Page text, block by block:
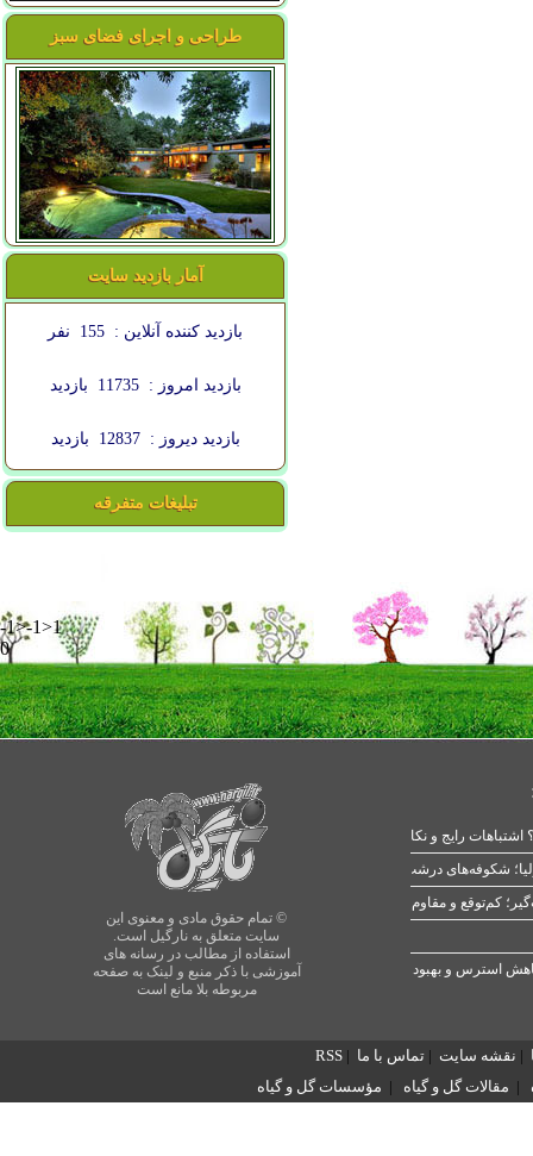
طراحی و اجرای فضای سبز
آمار بازدید سایت
بازدید کننده آنلاین : 155 نفر
بازدید امروز : 11735 بازدید
بازدید دیروز : 12837 بازدید
تبلیغات متفرقه
-1>-1>1
0
© تمام حقوق مادی و معنوی این
سایت متعلق به نارگیل است.
استفاده از مطالب در رسانه های
آموزشی با ذکر منبع و لینک به صفحه
مربوطه بلا مانع است
رایج و نکات طلایی
شکوفه‌های درشت در بهار
| نقشه سایت | تماس با ما |
RSS
| مقالات گل و گیاه | مؤسسات گل و گیاه